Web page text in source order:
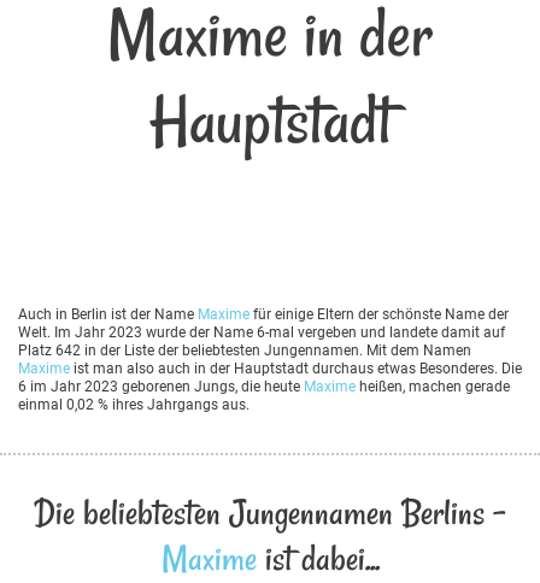
Maxime in der
Hauptstadt
Auch in Berlin ist der Name Maxime für einige Eltern der schönste Name der
Welt. Im Jahr 2023 wurde der Name 6-mal vergeben und landete damit auf
Platz 642 in der Liste der beliebtesten Jungennamen. Mit dem Namen
Maxime ist man also auch in der Hauptstadt durchaus etwas Besonderes. Die
6 im Jahr 2023 geborenen Jungs, die heute Maxime heißen, machen gerade
einmal 0,02 % ihres Jahrgangs aus.
Die beliebtesten Jungennamen Berlins -
Maximeist dabei...